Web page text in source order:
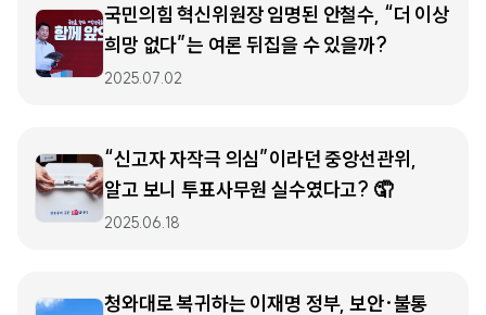
국민의힘 혁신위원장 임명된 안철수, “더 이상
희망 없다”는 여론 뒤집을 수 있을까?
2025.07.02
“신고자 자작극 의심”이라던 중앙선관위,
알고 보니 투표사무원 실수였다고? 🤦
2025.06.18
청와대로 복귀하는 이재명 정부, 보안·불통